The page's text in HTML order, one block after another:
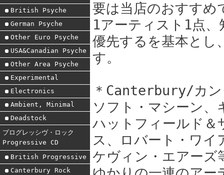
British Psyche
German Psyche
Other Euro Psyche
USA&Canadian Psyche
Other Area Psyche
Experimental
Electronics
Ambient, Minimal
Deadstock
プログレッシヴ・ロック
Progressive CD
British Progressive
Canterbury Rock
要は当店のおすすめ
1アーティスト1点
優先するを基本とし
す。
＊Canterbury/カン
ソフト・マシーン
ハットフィールド＆
ス、ロバート・ワ
ケヴィン・エアーズ